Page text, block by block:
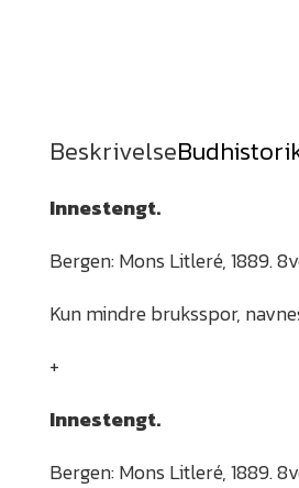
Beskrivelse
Innestengt.
Bergen: Mons Litleré, 1889.
Kun mindre bruksspor,
+
Innestengt.
Bergen: Mons Litleré, 1889.